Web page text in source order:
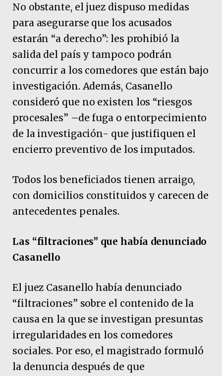
No obstante, el juez dispuso medidas
para asegurarse que los acusados
estarán “a derecho”: les prohibió la
salida del país y tampoco podrán
concurrir a los comedores que están bajo
investigación. Además, Casanello
consideró que no existen los “riesgos
procesales” –de fuga o entorpecimiento
de la investigación- que justifiquen el
encierro preventivo de los imputados.
Todos los beneficiados tienen arraigo,
con domicilios constituidos y carecen de
antecedentes penales.
Las “filtraciones” que había denunciado
Casanello
El juez Casanello había denunciado
“filtraciones” sobre el contenido de la
causa en la que se investigan presuntas
irregularidades en los comedores
sociales. Por eso, el magistrado formuló
la denuncia después de que